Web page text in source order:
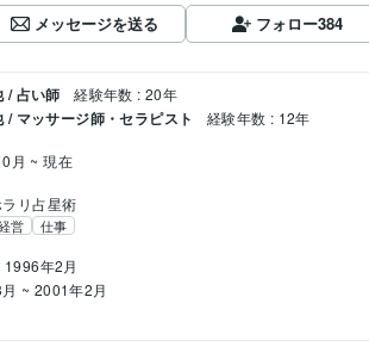
メッセージを送る フォロー384
/ 占い師 経験年数 : 20年
/ マッサージ師・セラピスト 経験年数 : 12年
月 ~ 現在
リ占星術
営 仕事
年2月
~ 2001年2月